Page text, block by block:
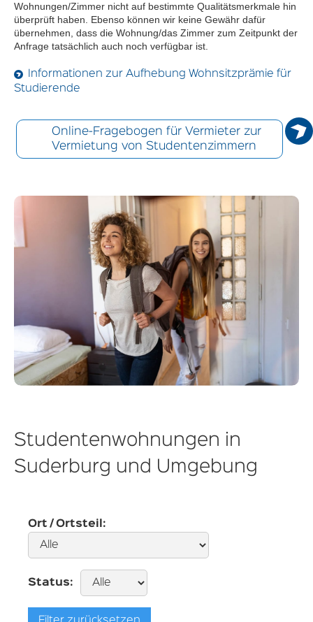
Wohnungen/Zimmer nicht auf bestimmte Qualitätsmerkmale hin
überprüft haben. Ebenso können wir keine Gewähr dafür
übernehmen, dass die Wohnung/das Zimmer zum Zeitpunkt der
Anfrage tatsächlich auch noch verfügbar ist.
Informationen zur Aufhebung Wohnsitzprämie für
Studierende
Online-Fragebogen für Vermieter zur
Vermietung von Studentenzimmern
Studentenwohnungen in
Suderburg und Umgebung
Ort / Ortsteil:
Status: